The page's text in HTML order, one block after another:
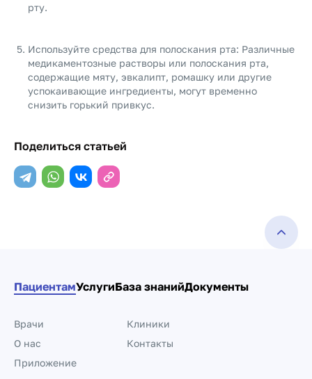
рту.
Используйте средства для полоскания рта: Различные
медикаментозные растворы или полоскания рта,
содержащие мяту, эвкалипт, ромашку или другие
успокаивающие ингредиенты, могут временно
снизить горький привкус.
Поделиться статьей
ПациентамУслугиБаза знанийДокументы
Врачи
Клиники
О нас
Контакты
Приложение